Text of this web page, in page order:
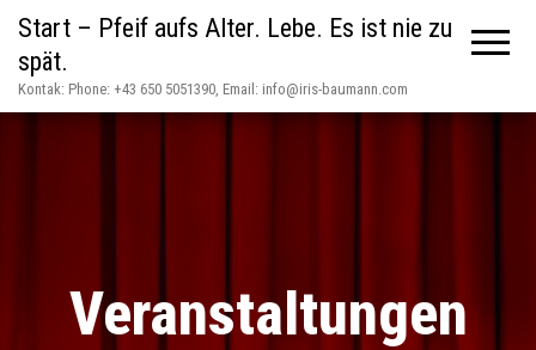
Start – Pfeif aufs Alter. Lebe. Es ist nie zu
spät.
Kontak: Phone: +43 650 5051390, Email: info@iris-baumann.com
Veranstaltungen